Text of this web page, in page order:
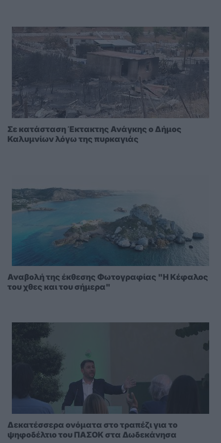
Σε κατάσταση Έκτακτης Ανάγκης ο Δήμος
Καλυμνίων λόγω της πυρκαγιάς
Αναβολή της έκθεσης Φωτογραφίας "Η Κέφαλος
του χθες και του σήμερα"
Δεκατέσσερα ονόματα στο τραπέζι για το
ψηφοδέλτιο του ΠΑΣΟΚ στα Δωδεκάνησα